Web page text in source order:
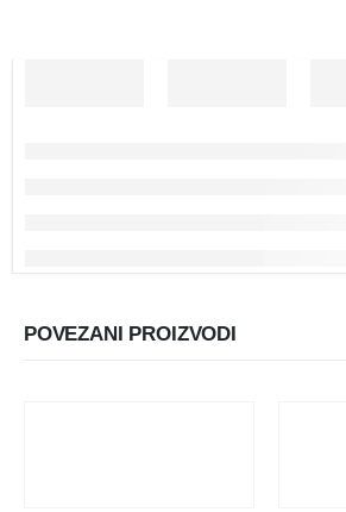
POVEZANI PROIZVODI